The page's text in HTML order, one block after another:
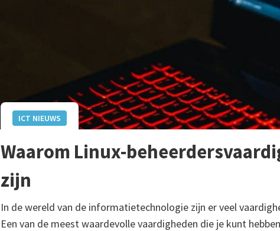
ICT NIEUWS
Waarom Linux-
zijn
In de wereld van de informatietechnologie zijn er veel
Een van de meest waardevolle vaardigheden die je kunt